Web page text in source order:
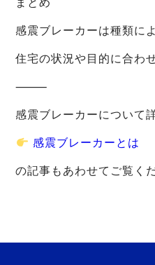
感震ブレーカーは種類に
住宅の状況や目的に合わ
⸻
感震ブレーカーについて
感震ブレーカーとは
の記事もあわせてご覧く